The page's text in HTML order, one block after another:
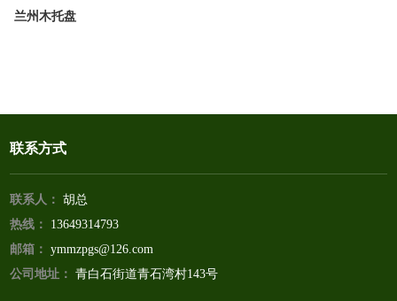
木箱、锯末、废柴
皮、木屑，木包装箱
兰州木托盘
联系方式
联系人：
胡总
热线：
13649314793
邮箱：
ymmzpgs@126.com
公司地址：
青白石街道青石湾村143号